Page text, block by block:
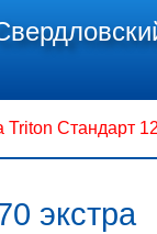
Стандарт
экстра